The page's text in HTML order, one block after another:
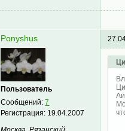
Ponyshus
Пользователь
Сообщений:7
Регистрация: 19.04.2007